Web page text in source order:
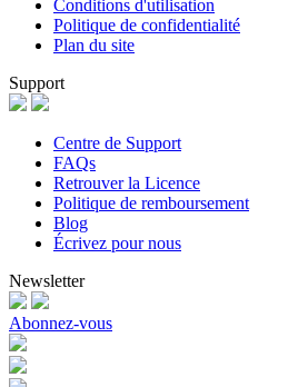
Conditions d'utilisation
Politique de confidentialité
Plan du site
Support
Centre de Support
FAQs
Retrouver la Licence
Politique de remboursement
Blog
Écrivez pour nous
Newsletter
Abonnez-vous